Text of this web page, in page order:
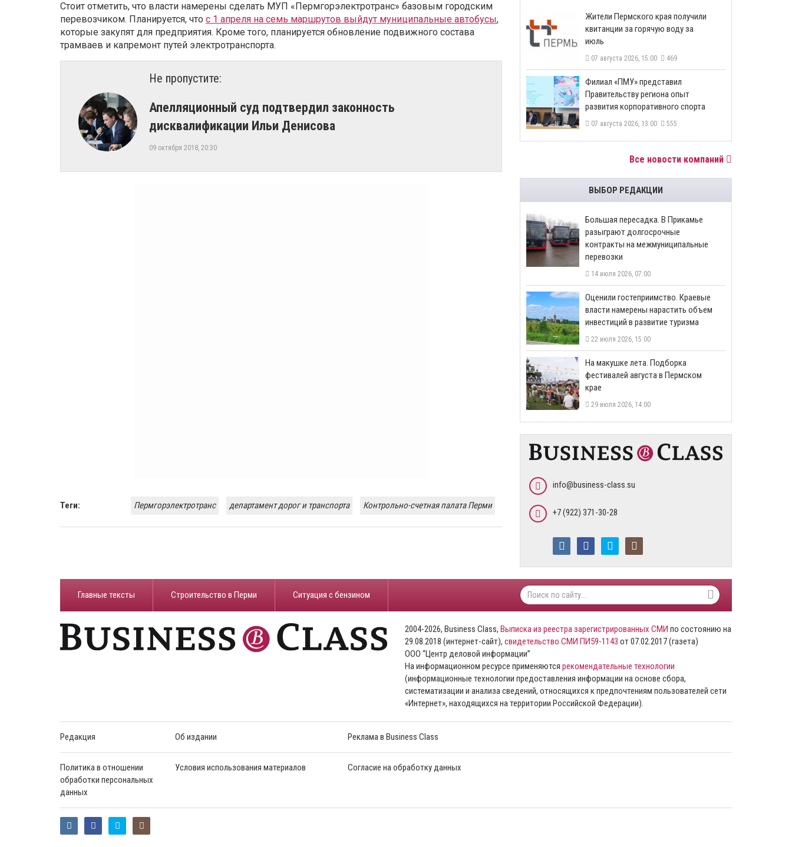
Стоит отметить, что власти намерены сделать МУП «Пермгорэлектротранс» базовым городским
перевозчиком. Планируется, что с 1 апреля на семь маршрутов выйдут муниципальные автобусы,
которые закупят для предприятия. Кроме того, планируется обновление подвижного состава
трамваев и капремонт путей электротранспорта.
Не пропустите:
Апелляционный суд подтвердил законность
дисквалификации Ильи Денисова
09 октября 2018, 20:30
Теги: Пермгорэлектротранс департамент дорог и транспорта Контрольно-счетная палата Перми
​Жители Пермского края получили
квитанции за горячую воду за
июль
07 августа 2026, 15:00 469
​Филиал «ПМУ» представил
Правительству региона опыт
развития корпоративного спорта
07 августа 2026, 13:00 555
Все новости компаний
ВЫБОР РЕДАКЦИИ
Большая пересадка. В Прикамье
разыграют долгосрочные
контракты на межмуниципальные
перевозки
14 июля 2026, 07:00
Оценили гостеприимство. Краевые
власти намерены нарастить объем
инвестиций в развитие туризма
22 июля 2026, 15:00
На макушке лета. Подборка
фестивалей августа в Пермском
крае
29 июля 2026, 14:00
info@business-class.su
+7 (922) 371-30-28
Главные тексты Строительство в Перми ​Ситуация с бензином
2004-2026, Business Class, Выписка из реестра зарегистрированных СМИ по состоянию на
29.08.2018 (интернет-сайт), свидетельство СМИ ПИ59-1143 от 07.02.2017 (газета)
ООО “Центр деловой информации”
На информационном ресурсе применяются рекомендательные технологии
(информационные технологии предоставления информации на основе сбора,
систематизации и анализа сведений, относящихся к предпочтениям пользователей сети
«Интернет», находящихся на территории Российской Федерации).
Редакция Об издании Реклама в Business Class
Политика в отношении
обработки персональных
данных
Условия использования материалов Согласие на обработку данных